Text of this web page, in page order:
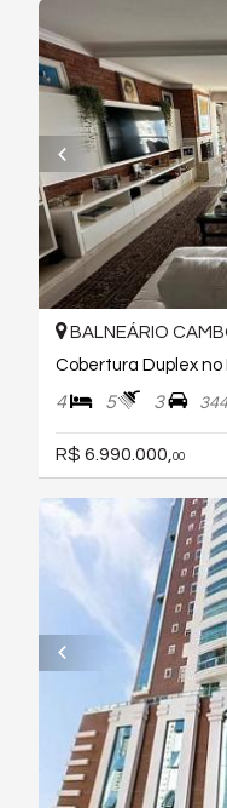
BALNEÁRIO
4 5 3
R$ 6.990.000, 00